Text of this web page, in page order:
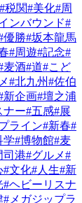
#税関#美化#周
ンバウンド#
優勝#坂本龍馬
#周遊#記念#
麦酒#道#こど
#北九州#佐伯
新企画#壇之浦
ナー#五感#展
ライン#新春#
学#博物館#麦
司港#グルメ#
#文化#人生#新
#ヘビーリスナ
#メガジップラ